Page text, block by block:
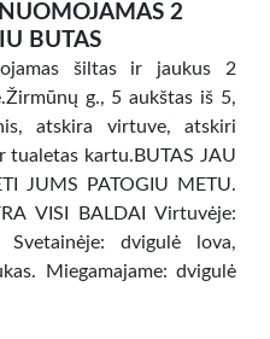
2
BUTAS
šiltas ir jaukus 2
g., 5 aukštas iš 5,
atskira virtuve, atskiri
tualetas kartu.BUTAS JAU
JUMS PATOGIU METU.
VISI BALDAI Virtuvėje:
dvigulė lova,
Miegamajame: dvigulė